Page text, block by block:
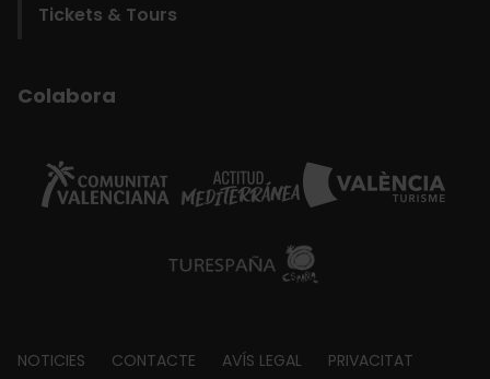
Tickets & Tours
Colabora
NOTICIES CONTACTE AVÍS LEGAL PRIVACITAT